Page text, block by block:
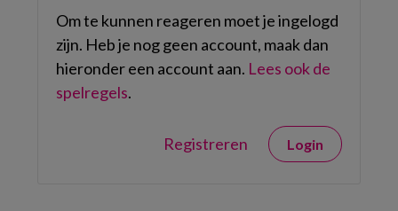
Om te kunnen reageren moet je ingelogd
zijn. Heb je nog geen account, maak dan
hieronder een account aan. Lees ook de
spelregels.
Registreren Login